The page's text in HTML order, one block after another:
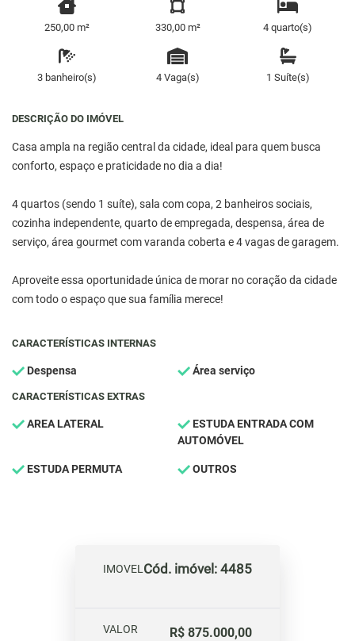
250,00 m² 330,00 m² 4 quarto(s)
3 banheiro(s) 4 Vaga(s) 1 Suíte(s)
DESCRIÇÃO DO IMÓVEL
Casa ampla na região central da cidade, ideal para quem busca
conforto, espaço e praticidade no dia a dia!
4 quartos (sendo 1 suíte), sala com copa, 2 banheiros sociais,
cozinha independente, quarto de empregada, despensa, área de
serviço, área gourmet com varanda coberta e 4 vagas de garagem.
Aproveite essa oportunidade única de morar no coração da cidade
com todo o espaço que sua família merece!
CARACTERÍSTICAS INTERNAS
Despensa Área serviço
CARACTERÍSTICAS EXTRAS
AREA LATERAL
ESTUDA ENTRADA COM
AUTOMÓVEL
ESTUDA PERMUTA OUTROS
IMOVELCód. imóvel: 4485
VALOR R$ 875.000,00